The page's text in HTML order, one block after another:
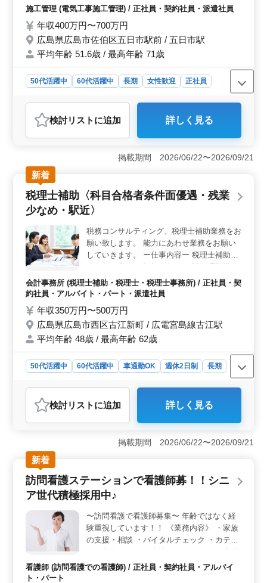
図の作成 ・工事の工程、品質、安全管理 ・
者、是非ご応募ください! 50代、60代の方も
歓迎です。 【有資格者優遇】 ・1級電気工
事施工管理技士 ・2級電気工事施工管理技士
施工管理 (電気工事施工管理) / 正社員・契約社員・派遣社員
年収400万円〜700万円
広島県広島市佐伯区五日市駅前 / 五日市駅
平均年齢 51.6歳 / 最高年齢 71歳
50代活躍中 60代活躍中 長期 女性歓迎
正社員
おすすめポイント
＜経験者優遇・年齢不問の求人＞ 大手企業や官公庁か
らの受注が多く、ビル・商業施設・学校などの工事に携
われます。経験者や中高年も積極的に採用しており、技
術を活かして安定した環境で働くことが可能です。
＜福利厚生と働きやすさ＞ 全額支給の通勤手当や健康
保険・厚生年金・雇用保険・労災保険が整っています。
週5日の勤務で、土日祝が休み。さらに、時間外勤務も1
日平均1時間で、ワークライフバランスが取りやすい環境
です。 ＜地域貢献と安心・快適の提供＞ 地域の
方々に支えられ、技術と安心・快適を提供している企業
です。建設業や電気工事業を通じて、社会に貢献してい
ます。
検討リスト に追加 詳しく見る
掲載期間 2026/06/22〜2026/09/21
新着
税理士補助〈科目合格者条件面優遇・残業
少なめ・駅近〉
税務コンサルティング、税理士補助業務をお
願い致します。 能力にあわせ業務をお願い
していきます。 ー仕事内容ー 税理士補助業
税務監査 ・各種申告書類の作成 ・経営指導
等 ※担当は10〜15件程度でお願いしており
少なめです。 ※長年会計事務所勤務してい
た方歓迎致します。
会計事務所 (税理士補助・税理士・税理士事務所) / 正社員・契
約社員・アルバイト・パート・派遣社員
年収350万円〜500万円
広島県広島市西区古江新町 / 広電宮島線古江駅
平均年齢 48歳 / 最高年齢 62歳
50代活躍中 60代活躍中 車通勤OK 週休2日制
長期
会計事務所
おすすめポイント
＜駅近で働きやすい＞ 広島市西区古江新町に位置し、
広電宮島線古江駅が最寄り駅となっています。駅近で通
勤が便利なため、ストレスなく仕事に集中できます。ア
クセスの良さが魅力の一つです。 ＜科目合格者優遇
＞ 日商簿記2級や普通自動車運転免許を持つ方に対し、
条件面での優遇があります。担当案件は10〜15件程度
で、適切な業務量で仕事が進められ、残業も少なめで
す。 ＜経済的な安定感＞ 年収350万円〜480万円と
いう給与水準で、通勤手当も支給されています。雇用・
労災・健康・厚生の各種福利厚生が整っており、安心し
て働ける環境が整っている職場です。
検討リスト に追加 詳しく見る
掲載期間 2026/06/22〜2026/09/21
新着
訪問看護ステーションで看護師募！！シニ
ア世代積極採用中♪
〜訪問看護で看護師募集〜 年齢ではなく経
験重視しています！！ 《業務内容》 ・家族
の支援・相談 ・バイタルチェック ・カテー
テル交換やケア ・点滴 ・インシュリン注射
・服薬指導 ・褥瘡（床ずれ）の予防 ・認知
看護師 (訪問看護での看護師) / 正社員・契約社員・アルバイ
ト・パート